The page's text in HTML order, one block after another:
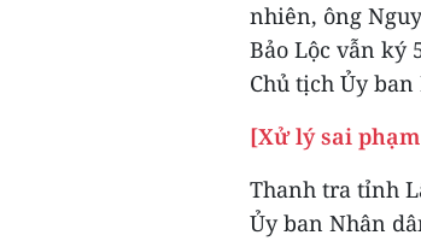
nhiên, ông
Bảo Lộc vẫn ký
Chủ tịch Ủy
[Xử lý sai
Thanh tra tỉnh
Ủy ban Nhân